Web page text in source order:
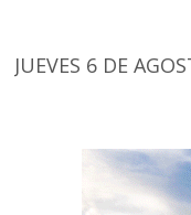
JUEVES 6 DE